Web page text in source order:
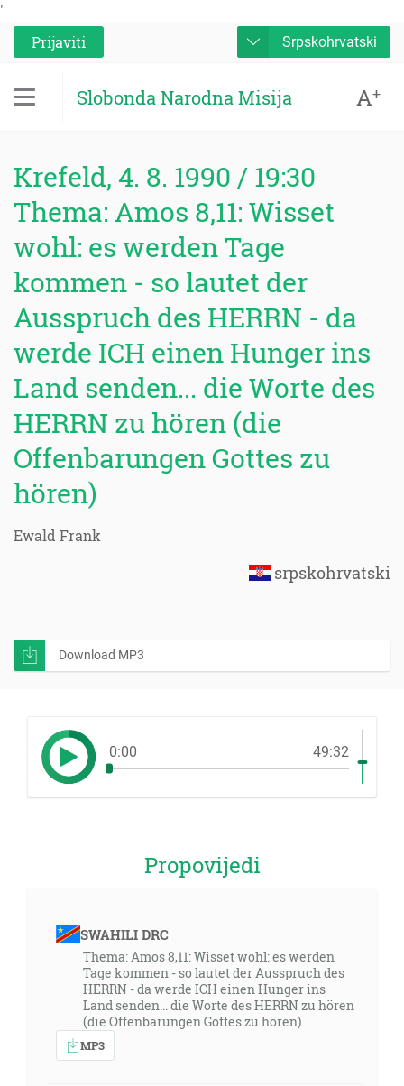
'
Prijaviti
Srpskohrvatski
Slobonda Narodna Misija A+
Krefeld, 4. 8. 1990 / 19:30
Thema: Amos 8,11: Wisset
wohl: es werden Tage
kommen - so lautet der
Ausspruch des HERRN - da
werde ICH einen Hunger ins
Land senden... die Worte des
HERRN zu hören (die
Offenbarungen Gottes zu
hören)
Ewald Frank
srpskohrvatski
Download MP3
0:00 49:32
Propovijedi
SWAHILI DRC
Thema: Amos 8,11: Wisset wohl: es werden
Tage kommen - so lautet der Ausspruch des
HERRN - da werde ICH einen Hunger ins
Land senden... die Worte des HERRN zu hören
(die Offenbarungen Gottes zu hören)
MP3